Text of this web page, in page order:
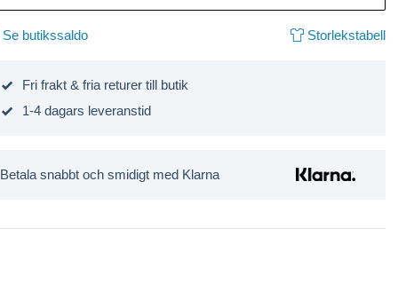
Se butikssaldo Storlekstabell
Fri frakt & fria returer till butik
1-4 dagars leveranstid
Betala snabbt och smidigt med Klarna